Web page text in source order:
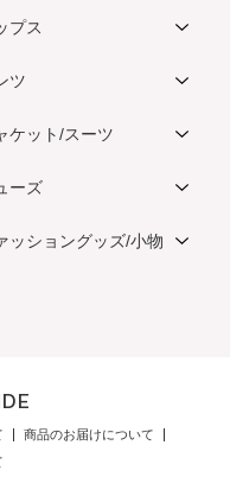
プス
ツ
ケット/スーツ
ーズ
ッショングッズ/小物
商品のお届けについて